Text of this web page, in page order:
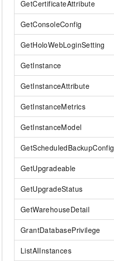
GetCertificateAttribute
GetConsoleConfig
GetHoloWebLoginSetting
GetInstance
GetInstanceAttribute
GetInstanceMetrics
GetInstanceModel
GetScheduledBackupConfig
GetUpgradeable
GetUpgradeStatus
GetWarehouseDetail
GrantDatabasePrivilege
ListAIInstances